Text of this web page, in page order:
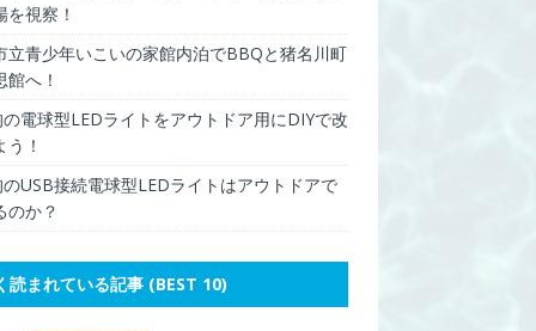
を視察！
立青少年いこいの家館内泊でBBQと猪名川町
館へ！
電球型LEDライトをアウトドア用にDIYで改
！
USB接続電球型LEDライトはアウトドアで
のか？
読まれている記事 (BEST 10)